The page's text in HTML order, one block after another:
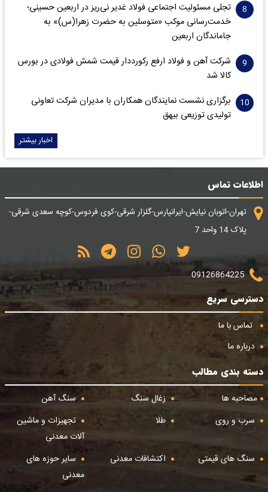
تجلی مسئولیت اجتماعی فولاد غدیر نی‌ریز در اربعین حسینی؛
خدمت‌رسانی موکب «متوسلین به حضرت زهرا(س)» به
جاماندگان اربعین
شرکت آهن و فولاد ارفع رکورددار قیمت شمش فولادی در بورس
کالا شد
برگزاری نشست نمایندگان همکاران با مدیران شرکت تعاونی
تولیدی توزیعی بیهق
اخبار بیشتر
اطلاعات تماس
تهران-اتوبان نیایش-ایرانپارس-گلزار شرقی-کوی فردوس-کوچه سعدی شرقی-
پلاک 14 واحد 7
09126864225
دسترسی سریع
تماس با ما
درباره ما
دسته بندی مطالب
مصاحبه ها
زغال سنگ
سنگ آهن
سرب و روی
طلا
تجهیزات و ماشین
آلات معدنی
سنگ های قیمتی
اکتشافات معدنی
سایر حوزه های
معدنی